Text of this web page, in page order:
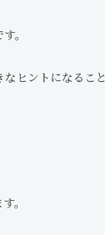
。
ヒントになること
。